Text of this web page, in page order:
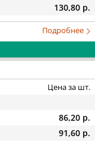
130,80 р.
Подробнее
Цена за шт.
86,20 р.
91,60 р.